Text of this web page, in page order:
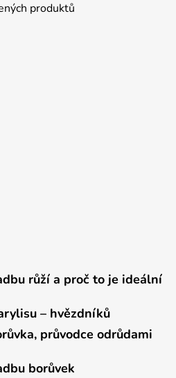
produktů
růží a proč to je ideální
– hvězdníků
průvodce odrůdami
borůvek